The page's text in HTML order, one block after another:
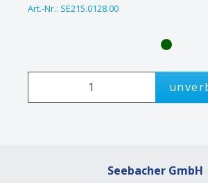
Art.-Nr.: SE215.0128.00
Seebacher GmbH